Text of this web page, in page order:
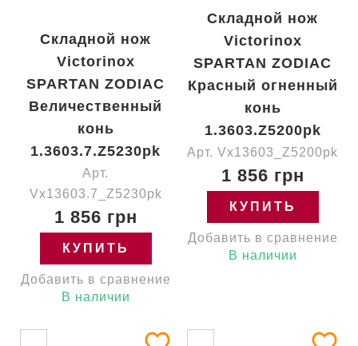
Складной нож
Victorinox
SPARTAN ZODIAC
Величественный
конь
1.3603.7.Z5230pk
Арт.
Vx13603.7_Z5230pk
1 856 грн
КУПИТЬ
Добавить в сравнение
В наличии
Складной нож
Victorinox
SPARTAN ZODIAC
Красный огненный
конь
1.3603.Z5200pk
Арт. Vx13603_Z5200pk
1 856 грн
КУПИТЬ
Добавить в сравнение
В наличии